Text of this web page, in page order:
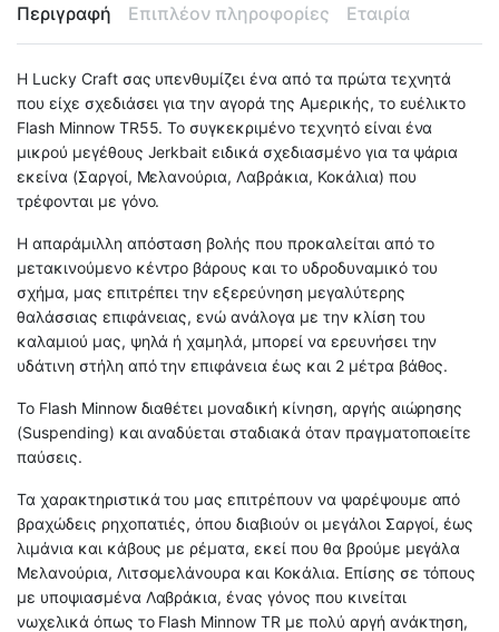
Περιγραφή Επιπλέον πληροφορίες Εταιρία
Η Lucky Craft σας υπενθυμίζει ένα από τα πρώτα τεχνητά
που είχε σχεδιάσει για την αγορά της Αμερικής, το ευέλικτο
Flash Minnow TR55. Το συγκεκριμένο τεχνητό είναι ένα
μικρού μεγέθους Jerkbait ειδικά σχεδιασμένο για τα ψάρια
εκείνα (Σαργοί, Μελανούρια, Λαβράκια, Κοκάλια) που
τρέφονται με γόνο.
Η απαράμιλλη απόσταση βολής που προκαλείται από το
μετακινούμενο κέντρο βάρους και το υδροδυναμικό του
σχήμα, μας επιτρέπει την εξερεύνηση μεγαλύτερης
θαλάσσιας επιφάνειας, ενώ ανάλογα με την κλίση του
καλαμιού μας, ψηλά ή χαμηλά, μπορεί να ερευνήσει την
υδάτινη στήλη από την επιφάνεια έως και 2 μέτρα βάθος.
Το Flash Minnow διαθέτει μοναδική κίνηση, αργής αιώρησης
(Suspending) και αναδύεται σταδιακά όταν πραγματοποιείτε
παύσεις.
Τα χαρακτηριστικά του μας επιτρέπουν να ψαρέψουμε από
βραχώδεις ρηχοπατιές, όπου διαβιούν οι μεγάλοι Σαργοί, έως
λιμάνια και κάβους με ρέματα, εκεί που θα βρούμε μεγάλα
Μελανούρια, Λιτσομελάνουρα και Κοκάλια. Επίσης σε τόπους
με υποψιασμένα Λαβράκια, ένας γόνος που κινείται
νωχελικά όπως το Flash Minnow TR με πολύ αργή ανάκτηση,